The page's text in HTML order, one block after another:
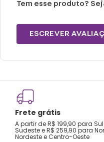
Tem esse produto?
ESCREVER
Frete grátis
A partir de R$ 199,90 para
Sudeste e R$ 259,90 para
Nordeste e Centro-Oeste